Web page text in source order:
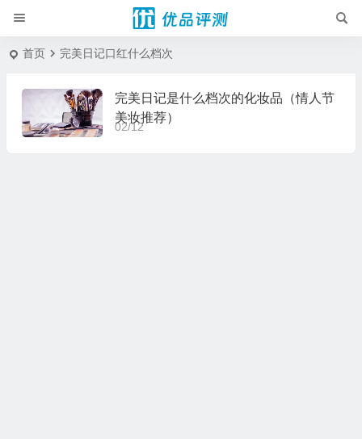
首页 完美日记口红什么档次
完美日记是什么档次的化妆品（情人节
美妆推荐）
02/12